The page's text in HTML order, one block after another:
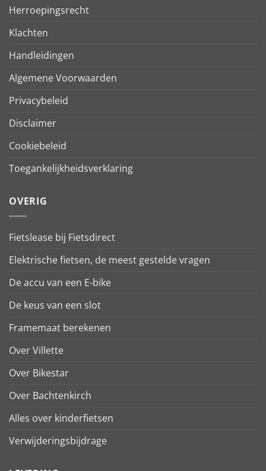
Herroepingsrecht
Klachten
Handleidingen
Algemene Voorwaarden
Privacybeleid
Disclaimer
Cookiebeleid
Toegankelijkheidsverklaring
OVERIG
Fietslease bij Fietsdirect
Elektrische fietsen, de meest gestelde vragen
De accu van een E-bike
De keus van een slot
Framemaat berekenen
Over Villette
Over Bikestar
Over Bachtenkirch
Alles over kinderfietsen
Verwijderingsbijdrage